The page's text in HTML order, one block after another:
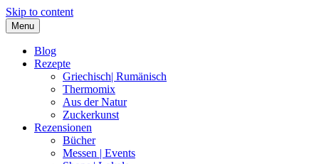
Skip to content
Menu
Blog
Rezepte
Griechisch| Rumänisch
Thermomix
Aus der Natur
Zuckerkunst
Rezensionen
Bücher
Messen | Events